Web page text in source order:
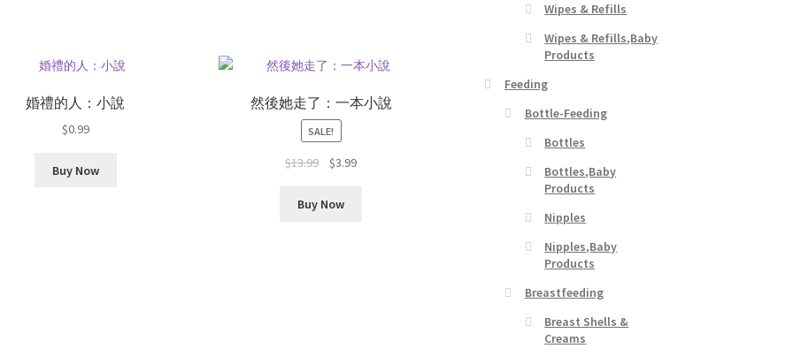
婚禮的人：小說
$0.99
Buy Now
然後她走了：一本小說
SALE!
$13.99
Original
was:
$3.99Current
Buy Now
Wipes & Refills
Wipes & Refills,Baby
Products
Feeding
Bottle-Feeding
Bottles
Bottles,Baby
Products
Nipples
Nipples,Baby
Products
Breastfeeding
Breast Shells &
Creams